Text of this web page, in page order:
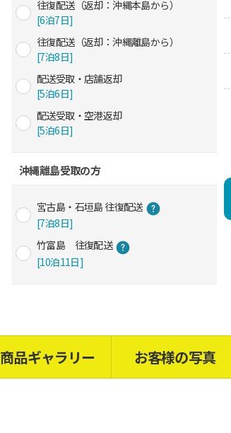
往復配送（返却：沖縄本島から）
[6泊7日]
往復配送（返却：沖縄離島から）
[7泊8日]
配送受取・店舗返却
[5泊6日]
配送受取・空港返却
[5泊6日]
沖縄離島受取の方
宮古島・石垣島 往復配送
[7泊8日]
竹富島 往復配送
[10泊11日]
商品ギャラリー お客様の写真